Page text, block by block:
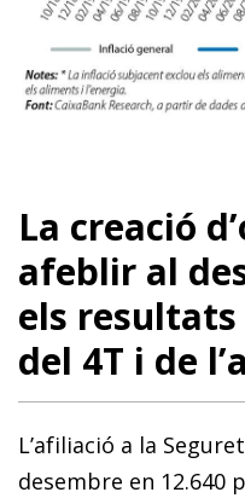
La creació
afeblir al
els
del 4T i de
L’afiliació a la
desembre en 12.640